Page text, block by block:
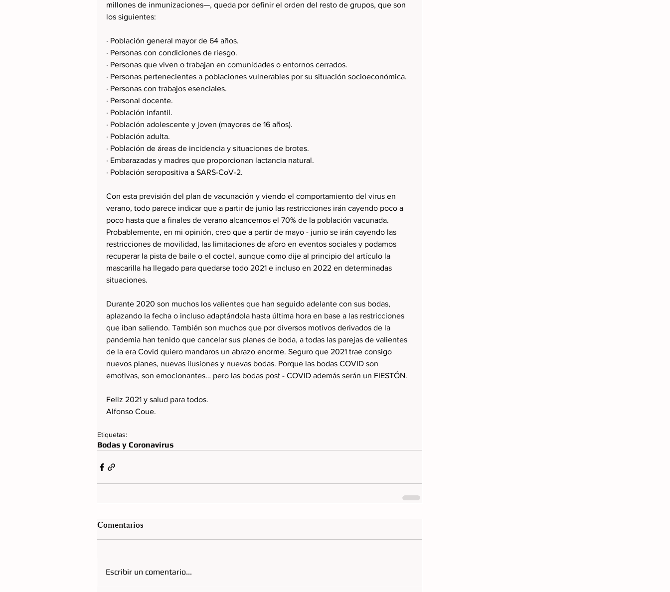
millones de inmunizaciones—, queda por definir el orden del resto de grupos, que son
los siguientes:
· Población general mayor de 64 años.
· Personas con condiciones de riesgo.
· Personas que viven o trabajan en comunidades o entornos cerrados.
· Personas pertenecientes a poblaciones vulnerables por su situación socioeconómica.
· Personas con trabajos esenciales.
· Personal docente.
· Población infantil.
· Población adolescente y joven (mayores de 16 años).
· Población adulta.
· Población de áreas de incidencia y situaciones de brotes.
· Embarazadas y madres que proporcionan lactancia natural.
· Población seropositiva a SARS-CoV-2.
Con esta previsión del plan de vacunación y viendo el comportamiento del virus en
verano, todo parece indicar que a partir de junio las restricciones irán cayendo poco a
poco hasta que a finales de verano alcancemos el 70% de la población vacunada.
Probablemente, en mi opinión, creo que a partir de mayo - junio se irán cayendo las
restricciones de movilidad, las limitaciones de aforo en eventos sociales y podamos
recuperar la pista de baile o el coctel, aunque como dije al principio del artículo la
mascarilla ha llegado para quedarse todo 2021 e incluso en 2022 en determinadas
situaciones.
Durante 2020 son muchos los valientes que han seguido adelante con sus bodas,
aplazando la fecha o incluso adaptándola hasta última hora en base a las restricciones
que iban saliendo. También son muchos que por diversos motivos derivados de la
pandemia han tenido que cancelar sus planes de boda, a todas las parejas de valientes
de la era Covid quiero mandaros un abrazo enorme. Seguro que 2021 trae consigo
nuevos planes, nuevas ilusiones y nuevas bodas. Porque las bodas COVID son
emotivas, son emocionantes… pero las bodas post - COVID además serán un FIESTÓN.
Feliz 2021 y salud para todos.
Alfonso Coue.
Etiquetas:
Bodas y Coronavirus
Comentarios
Escribir un comentario...